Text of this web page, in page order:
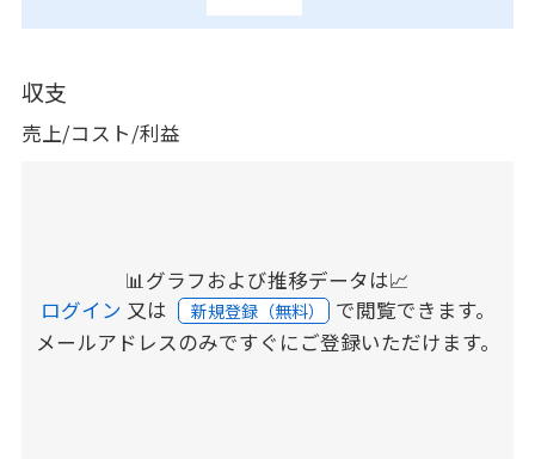
収支
売上/コスト/利益
📊グラフおよび推移データは📈
ログイン 又は 新規登録（無料） で閲覧できます。
メールアドレスのみですぐにご登録いただけます。